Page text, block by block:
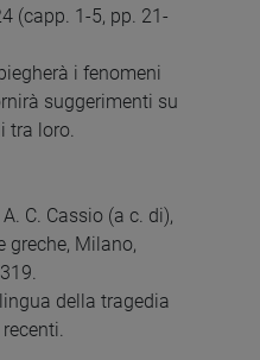
(capp. 1-5, pp. 21-
i fenomeni
suggerimenti su
tra loro.
C. Cassio (a c. di),
greche, Milano,
della tragedia